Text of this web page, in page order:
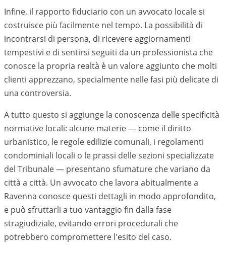
Infine, il rapporto fiduciario con un avvocato locale si
costruisce più facilmente nel tempo. La possibilità di
incontrarsi di persona, di ricevere aggiornamenti
tempestivi e di sentirsi seguiti da un professionista che
conosce la propria realtà è un valore aggiunto che molti
clienti apprezzano, specialmente nelle fasi più delicate di
una controversia.
A tutto questo si aggiunge la conoscenza delle specificità
normative locali: alcune materie — come il diritto
urbanistico, le regole edilizie comunali, i regolamenti
condominiali locali o le prassi delle sezioni specializzate
del Tribunale — presentano sfumature che variano da
città a città. Un avvocato che lavora abitualmente a
Ravenna conosce questi dettagli in modo approfondito,
e può sfruttarli a tuo vantaggio fin dalla fase
stragiudiziale, evitando errori procedurali che
potrebbero compromettere l'esito del caso.